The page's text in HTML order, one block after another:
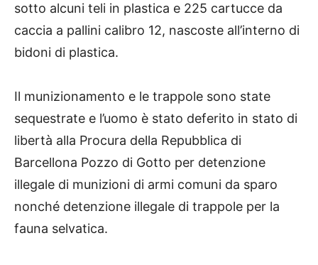
sotto alcuni teli in plastica e 225 cartucce da
caccia a pallini calibro 12, nascoste all’interno di
bidoni di plastica.
Il munizionamento e le trappole sono state
sequestrate e l’uomo è stato deferito in stato di
libertà alla Procura della Repubblica di
Barcellona Pozzo di Gotto per detenzione
illegale di munizioni di armi comuni da sparo
nonché detenzione illegale di trappole per la
fauna selvatica.